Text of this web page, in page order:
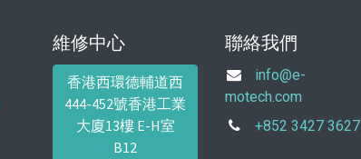
維修中心
香港西環德輔道西
444-452號香港工業
大廈13樓 E-H室
B12
聯絡我們
info@e-
motech.com
+852 3427 3627